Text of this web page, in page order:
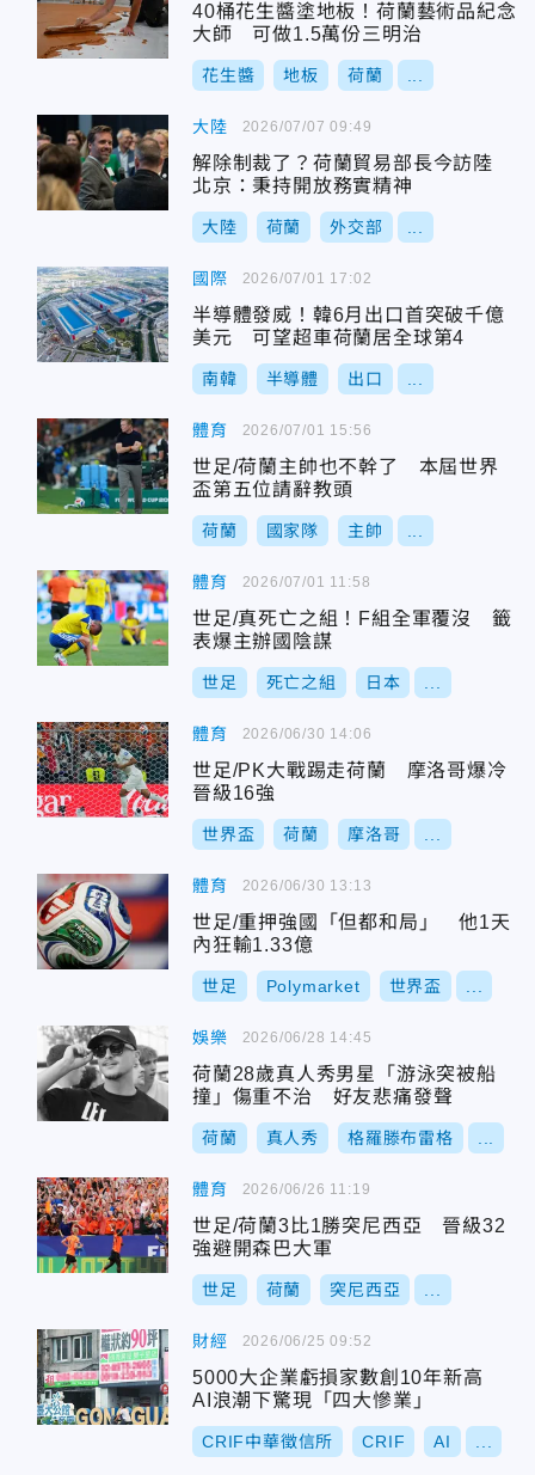
40桶花生醬塗地板！荷蘭藝術品紀念
大師 可做1.5萬份三明治
花生醬 地板 荷蘭
大陸
解除制裁了？荷蘭貿易部長今訪陸
北京：秉持開放務實精神
大陸 荷蘭 外交部
2026/07/07 09:49
國際
半導體發威！韓6月出口首突破千億
美元 可望超車荷蘭居全球第4
南韓 半導體 出口
2026/07/01 17:02
體育
世足/荷蘭主帥也不幹了 本屆世界
盃第五位請辭教頭
荷蘭 國家隊 主帥
2026/07/01 15:56
體育
世足/真死亡之組！F組全軍覆沒 籤
表爆主辦國陰謀
世足 死亡之組 日本
2026/07/01 11:58
體育
世足/PK大戰踢走荷蘭 摩洛哥爆冷
晉級16強
世界盃 荷蘭 摩洛哥
2026/06/30 14:06
體育
世足/重押強國「但都和局」 他1天
內狂輸1.33億
世足 Polymarket 世界盃
2026/06/30 13:13
娛樂
荷蘭28歲真人秀男星「游泳突被船
撞」傷重不治 好友悲痛發聲
荷蘭 真人秀 格羅滕布雷格
2026/06/28 14:45
體育
世足/荷蘭3比1勝突尼西亞 晉級32
強避開森巴大軍
世足 荷蘭 突尼西亞
2026/06/26 11:19
財經
5000大企業虧損家數創10年新高
AI浪潮下驚現「四大慘業」
CRIF中華徵信所 CRIF AI
2026/06/25 09:52